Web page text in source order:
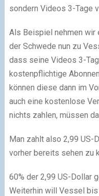
sondern Videos 3-Tage
Als Beispiel nehmen wir
der Schwede nun zu
dass seine Videos 3-
kostenpflichtige
können diese dann im
auch eine kostenlose
nichts zahlen, müssen
Man zahlt also 2,99 US-
vorher bereits sehen zu
60% der 2,99 US-Dollar
Weiterhin will Vessel